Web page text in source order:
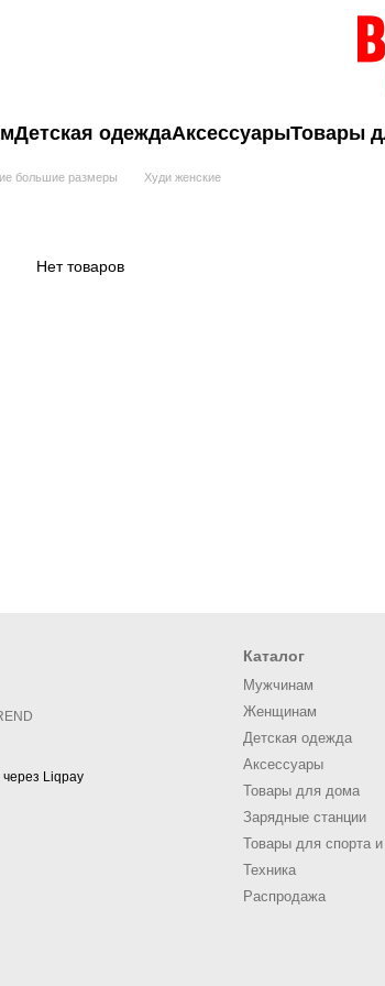
Детская одеждаАксессуарыТовары
большие размеры Худи женские
Нет товаров
Каталог
Мужчинам
Женщинам
Детская одежда
Аксессуары
Товары для дома
Зарядные станции
Товары для спорта
Техника
Распродажа